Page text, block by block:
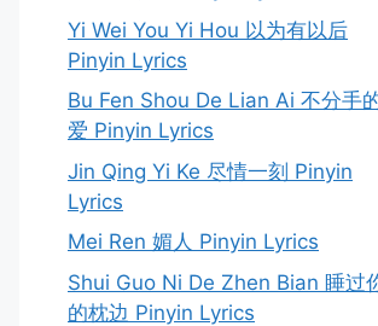
Yi Wei You Yi Hou 以为有以后
Pinyin Lyrics
Bu Fen Shou De Lian Ai 不分手
爱 Pinyin Lyrics
Jin Qing Yi Ke 尽情一刻 Pinyin
Lyrics
Mei Ren 媚人 Pinyin Lyrics
Shui Guo Ni De Zhen Bian 睡过
的枕边 Pinyin Lyrics